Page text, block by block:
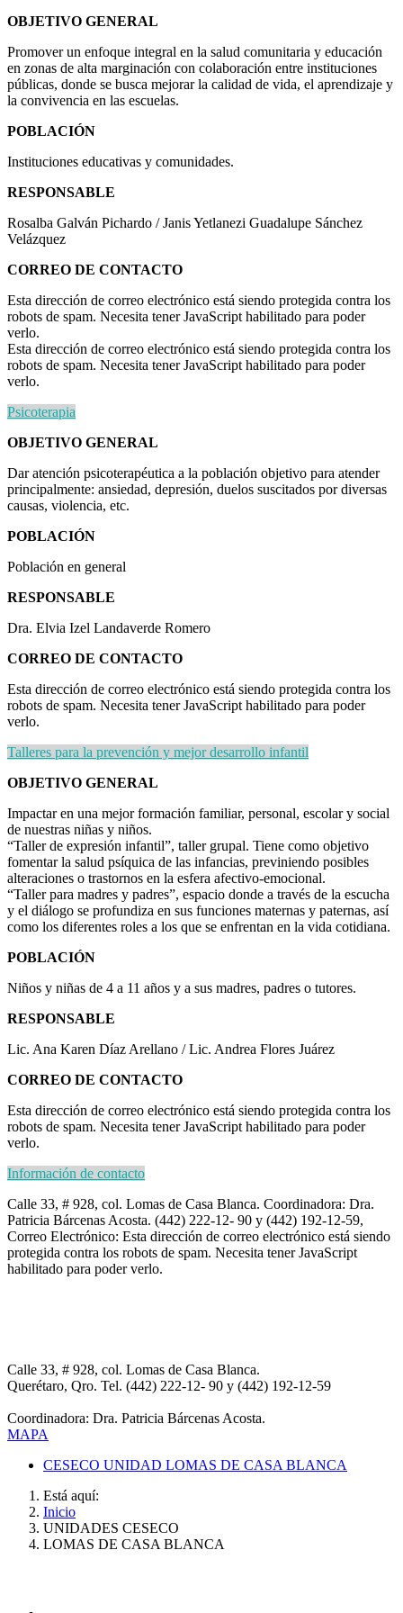
OBJETIVO GENERAL
Promover un enfoque integral en la salud comunitaria y educación
en zonas de alta marginación con colaboración entre instituciones
públicas, donde se busca mejorar la calidad de vida, el aprendizaje y
la convivencia en las escuelas.
POBLACIÓN
Instituciones educativas y comunidades.
RESPONSABLE
Rosalba Galván Pichardo / Janis Yetlanezi Guadalupe Sánchez
Velázquez
CORREO DE CONTACTO
Esta dirección de correo electrónico está siendo protegida contra los
robots de spam. Necesita tener JavaScript habilitado para poder
verlo.
Esta dirección de correo electrónico está siendo protegida contra los
robots de spam. Necesita tener JavaScript habilitado para poder
verlo.
Psicoterapia
OBJETIVO GENERAL
Dar atención psicoterapéutica a la población objetivo para atender
principalmente: ansiedad, depresión, duelos suscitados por diversas
causas, violencia, etc.
POBLACIÓN
Población en general
RESPONSABLE
Dra. Elvia Izel Landaverde Romero
CORREO DE CONTACTO
Esta dirección de correo electrónico está siendo protegida contra los
robots de spam. Necesita tener JavaScript habilitado para poder
verlo.
Talleres para la prevención y mejor desarrollo infantil
OBJETIVO GENERAL
Impactar en una mejor formación familiar, personal, escolar y social
de nuestras niñas y niños.
“Taller de expresión infantil”, taller grupal. Tiene como objetivo
fomentar la salud psíquica de las infancias, previniendo posibles
alteraciones o trastornos en la esfera afectivo-emocional.
“Taller para madres y padres”, espacio donde a través de la escucha
y el diálogo se profundiza en sus funciones maternas y paternas, así
como los diferentes roles a los que se enfrentan en la vida cotidiana.
POBLACIÓN
Niños y niñas de 4 a 11 años y a sus madres, padres o tutores.
RESPONSABLE
Lic. Ana Karen Díaz Arellano / Lic. Andrea Flores Juárez
CORREO DE CONTACTO
Esta dirección de correo electrónico está siendo protegida contra los
robots de spam. Necesita tener JavaScript habilitado para poder
verlo.
Información de contacto
Calle 33, # 928, col. Lomas de Casa Blanca. Coordinadora: Dra.
Patricia Bárcenas Acosta. (442) 222-12- 90 y (442) 192-12-59,
Correo Electrónico: Esta dirección de correo electrónico está siendo
protegida contra los robots de spam. Necesita tener JavaScript
habilitado para poder verlo.
Calle 33, # 928, col. Lomas de Casa Blanca.
Querétaro, Qro. Tel. (442) 222-12- 90 y (442) 192-12-59
Coordinadora: Dra. Patricia Bárcenas Acosta.
MAPA
CESECO UNIDAD LOMAS DE CASA BLANCA
Está aquí:
Inicio
UNIDADES CESECO
LOMAS DE CASA BLANCA